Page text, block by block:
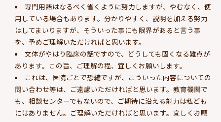
専門用語はなるべく省くように努力しますが、やむなく、使
用している場合もあります。分かりやすく、説明を加える努力
はしてまいりますが、そういった事にも限界があると言う事
を、予めご理解いただければと思います。
文体がやはり臨床の話ですので、どうしても固くなる難点が
あります。この旨、ご理解の程、宜しくお願いします。
これは、医院ごとで恐縮ですが、こういった内容についての
問い合わせ等は、ご遠慮いただければと思います。教育機関で
も、相談センターでもないので、ご期待に沿える能力は私ども
にはありません。ご理解いただければと思います。宜しくお願